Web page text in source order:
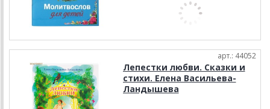
арт.: 44052
Лепестки любви. Сказки и
стихи. Елена Васильева-
Ландышева